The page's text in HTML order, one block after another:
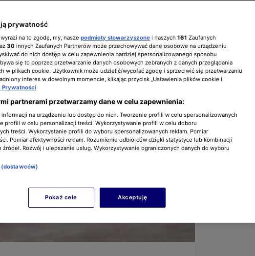
prywatność
na to zgodę, my, nasze podmioty stowarzyszone i naszych 161 Zaufanych
30 innych Zaufanych Partnerów może przechowywać dane osobowe na urządzeniu
do nich dostęp w celu zapewnienia bardziej spersonalizowanego sposobu
się to poprzez przetwarzanie danych osobowych zebranych z danych przeglądania
w plikach cookie. Użytkownik może udzielić/wycofać zgodę i sprzeciwić się przetwarzaniu
interes w dowolnym momencie, klikając przycisk „Ustawienia plików cookie i
Prywatności
partnerami przetwarzamy dane w celu zapewnienia:
informacji na urządzeniu lub dostęp do nich. Tworzenie profili w celu spersonalizowanych
profili w celu personalizacji treści. Wykorzystywanie profili w celu doboru
treści. Wykorzystanie profili do wyboru spersonalizowanych reklam. Pomiar
Pomiar efektywności reklam. Rozumienie odbiorców dzięki statystyce lub kombinacji
źródeł. Rozwój i ulepszanie usług. Wykorzystywanie ograniczonych danych do wyboru
Pokaż cele Akceptuję